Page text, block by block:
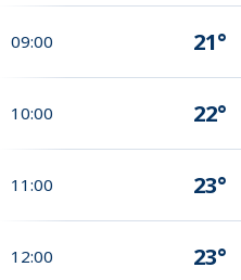
09:00 21°
10:00 22°
11:00 23°
12:00 23°